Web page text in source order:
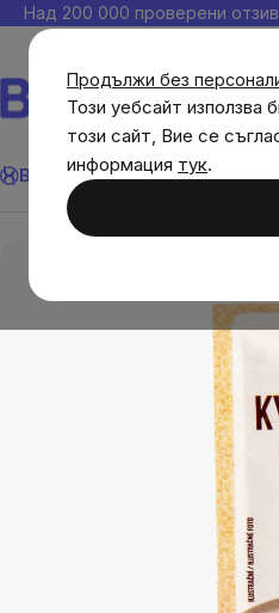
Продължи без
Този уебсайт използва
този сайт, Вие се
информация тук.
Прескочи
към
съдържанието
Над 200 000 проверени
Brainmax Имунитет